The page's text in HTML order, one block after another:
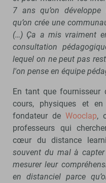
7 ans qu’on
qu’on crée une
(…) Ça a mis vraiment
consultation
lequel on ne peut pas
l'on pense en équipe
En tant que fournisseur
cours, physiques et
fondateur de Wooclap,
professeurs qui
cœur du distance
souvent du mal à
mesurer leur
en distanciel parce